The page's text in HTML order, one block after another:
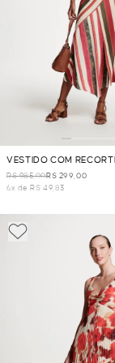
VESTIDO COM
LISTRADO - GOIABA
R$ 985,00R$ 299,00
6x de R$ 49,83